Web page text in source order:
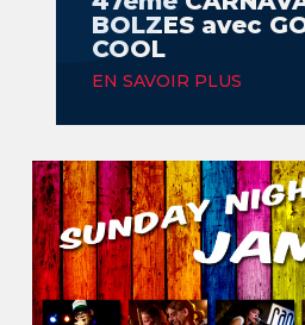
BOLZES avec
COOL
EN SAVOIR PLUS